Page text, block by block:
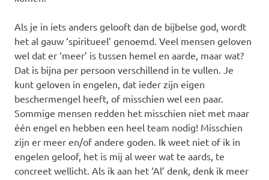
Als je in iets anders gelooft dan de bijbelse god, wordt
het al gauw ‘spiritueel’ genoemd. Veel mensen geloven
wel dat er ‘meer’ is tussen hemel en aarde, maar wat?
Dat is bijna per persoon verschillend in te vullen. Je
kunt geloven in engelen, dat ieder zijn eigen
beschermengel heeft, of misschien wel een paar.
Sommige mensen redden het misschien niet met maar
één engel en hebben een heel team nodig! Misschien
zijn er meer en/of andere goden. Ik weet niet of ik in
engelen geloof, het is mij al weer wat te aards, te
concreet wellicht. Als ik aan het ‘Al’ denk, denk ik meer